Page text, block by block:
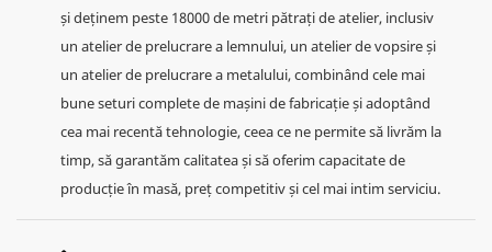
și deținem peste 18000 de metri pătrați de atelier, inclusiv
un atelier de prelucrare a lemnului, un atelier de vopsire și
un atelier de prelucrare a metalului, combinând cele mai
bune seturi complete de mașini de fabricație și adoptând
cea mai recentă tehnologie, ceea ce ne permite să livrăm la
timp, să garantăm calitatea și să oferim capacitate de
producție în masă, preț competitiv și cel mai intim serviciu.